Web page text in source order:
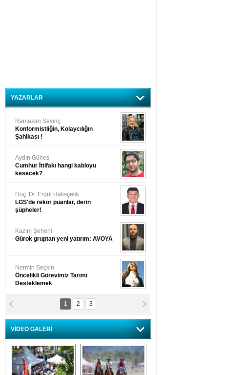
YAZARLAR
Ramazan Sevinç
Konformistliğin, Kolaycılığın
Şahikası !
Aydın Güneş
Cumhur İttifakı hangi kabloyu
kesecek?
Doç. Dr. Ergül Halisçelik
LGS'de rekor puanlar, derin
şüpheler!
Kazım Şeherli
Gürok gruptan yeni yatırım: AVOYA
Nermin Seçkin
Öncelikli Görevimiz Tarımı
Desteklemek
Nilüfer Menekli Buzcular
Siz Hiç Kelebeklerin Sesini
Duydunuz Mu?
1 2 3
VİDEO GALERİ